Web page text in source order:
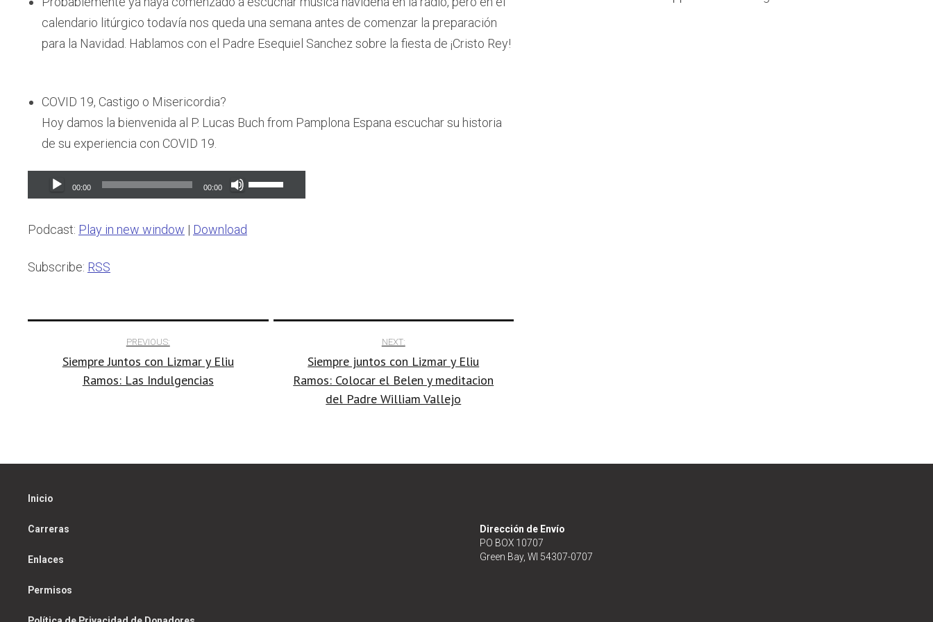
calendario litúrgico todavía nos queda una semana antes de comenzar la preparación
para la Navidad. Hablamos con el Padre Esequiel Sanchez sobre la fiesta de ¡Cristo Rey!
COVID 19, Castigo o Misericordia?
Hoy damos la bienvenida al P. Lucas Buch from Pamplona Espana escuchar su historia
de su experiencia con COVID 19.
Audio
Player
00:00 00:00
Use
Up/Down
Podcast: Play in new window | Download
Subscribe: RSS
navigation
PREVIOUS:
Siempre Juntos con Lizmar y Eliu
Ramos: Las Indulgencias
NEXT:
Siempre juntos con Lizmar y Eliu
Ramos: Colocar el Belen y meditacion
del Padre William Vallejo
Inicio
Carreras
Enlaces
Permisos
Dirección de Envío
PO BOX 10707
Green Bay, WI 54307-0707